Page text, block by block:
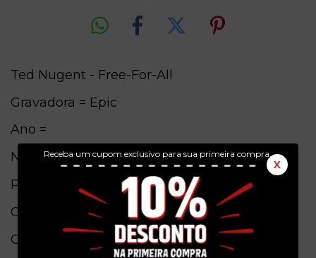
Receba um cupom exclusivo para sua primeira compra.
X
Ted Nugent - Free-For-All
Gravadora = Epic
Ano =
Numero de Catalogo = EK 34121
Pais de origem = USA
Conservação = Ex(Capa) / Ex(Cd)
Obs. = Original